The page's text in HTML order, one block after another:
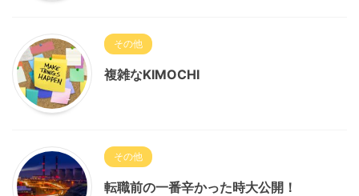
その他
複雑なKIMOCHI
その他
転職前の一番辛かった時大公開！